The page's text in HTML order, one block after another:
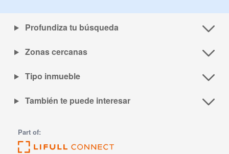
Profundiza tu búsqueda
Zonas cercanas
Tipo inmueble
También te puede interesar
Part of: